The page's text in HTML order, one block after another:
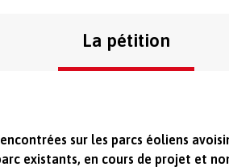
La pétition
sur les parcs éoliens
existants, en cours de projet et